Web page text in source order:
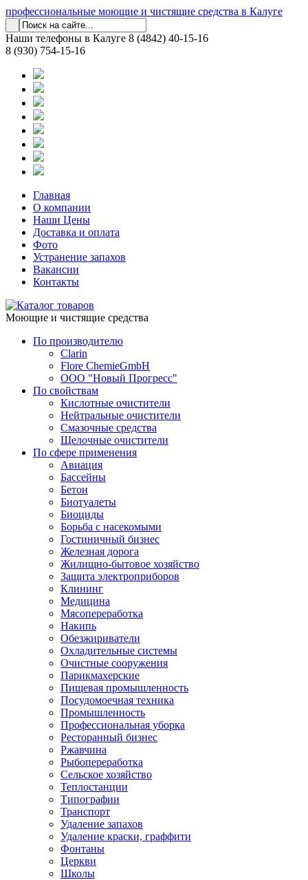
профессиональные моющие и чистящие средства в Калуге
Наши телефоны в Калуге 8 (4842) 40-15-16
8 (930) 754-15-16
Главная
О компании
Наши Цены
Доставка и оплата
Фото
Устранение запахов
Вакансии
Контакты
Моющие и чистящие средства
По производителю
Clarin
Flore ChemieGmbH
ООО "Новый Прогресс"
По свойствам
Кислотные очистители
Нейтральные очистители
Смазочные средства
Щелочные очистители
По сфере применения
Авиация
Бассейны
Бетон
Биотуалеты
Биоциды
Борьба с насекомыми
Гостиничный бизнес
Железная дорога
Жилищно-бытовое хозяйство
Защита электроприборов
Клининг
Медицина
Мясопереработка
Накипь
Обезжириватели
Охладительные системы
Очистные сооружения
Парикмахерские
Пищевая промышленность
Посудомоечная техника
Промышленность
Профессиональная уборка
Ресторанный бизнес
Ржавчина
Рыбопереработка
Сельское хозяйство
Теплостанции
Типографии
Транспорт
Удаление запахов
Удаление краски, граффити
Фонтаны
Церкви
Школы